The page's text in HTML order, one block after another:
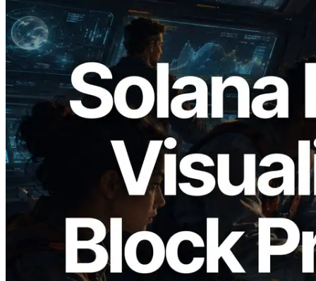
2026.05.24
Validators Solutions запускает Solana
Block Analyzer — визуализация
времени генерации блоков и
назначенных валидаторов на уровне
слотов
Читать статью